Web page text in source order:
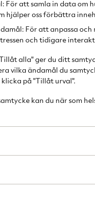
För att samla in data om
hjälper oss förbättra
För att anpassa
och tidigare
alla" ger du ditt
vilka ändamål du
på "Tillåt urval".
kan du när som
Finns varorna
10-15
att meddela dig om
är
så du själv kan
inom 3 dagar från
ni
din
mottagit någon
för att